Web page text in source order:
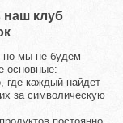
наш клуб
но мы не будем
основные:
где каждый найдет
за символическую